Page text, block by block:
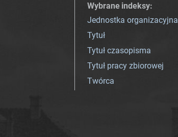
Wybrane indeksy:
Jednostka organizacyjna
Tytuł
Tytuł czasopisma
Tytuł pracy zbiorowej
Twórca